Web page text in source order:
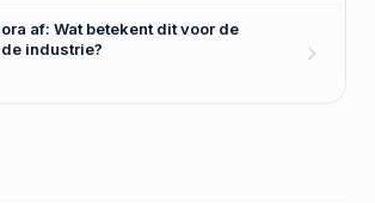
af: Wat betekent dit voor de
industrie?